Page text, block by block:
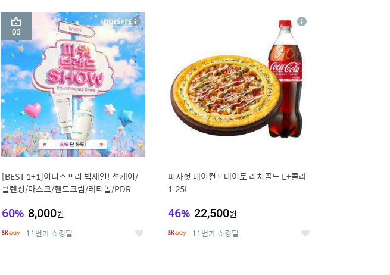
3
[BEST 1+1]이니스프리 빅세일! 선케어/
클렌징/마스크/핸드크림/레티놀/PDRN/
60% 8,000원
11번가 쇼킹딜 좋
상
세
피자헛 베이컨포테이토 리치골드 L+콜라
1.25L
46% 22,500원
11번가 쇼킹딜 좋
상